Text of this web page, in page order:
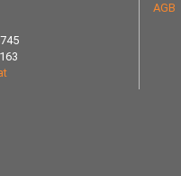
AGB